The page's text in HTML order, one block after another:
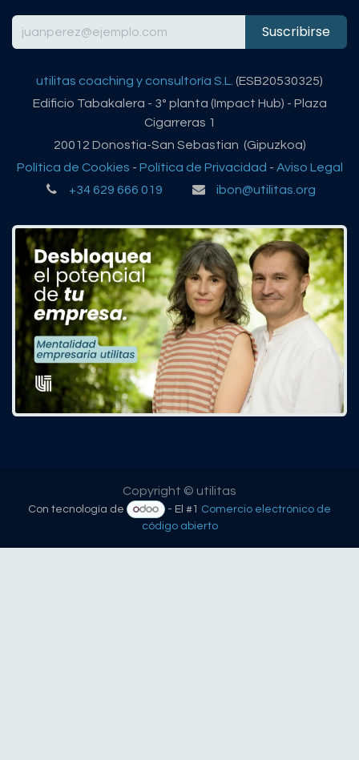
Suscribirse
utilitas coaching y consultoría S.L. (ESB20530325)
Edificio Tabakalera - 3º planta (Impact Hub) - Plaza
Cigarreras 1
20012 Donostia-San Sebastian (Gipuzkoa)
Política de Cookies - Política de Privacidad - Aviso Legal
+34 629 666 019
ibon@utilitas.org
Copyright © utilitas
Con tecnología de - El #1 Comercio electrónico de
código abierto